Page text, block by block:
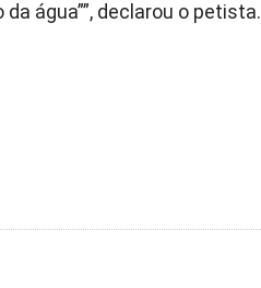
água””, declarou o petista.